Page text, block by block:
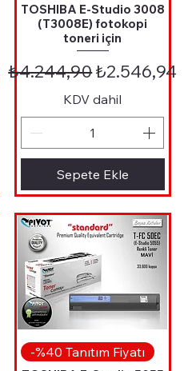
TOSHIBA E-Studio 3008
(T3008E) fotokopi
toneri için
Normal Fiyat
₺4.244,90İndirimli
₺2.546,94
KDV dahil
Sepete Ekle
Hızlı Bakış
-%40 Tanıtım Fiyatı